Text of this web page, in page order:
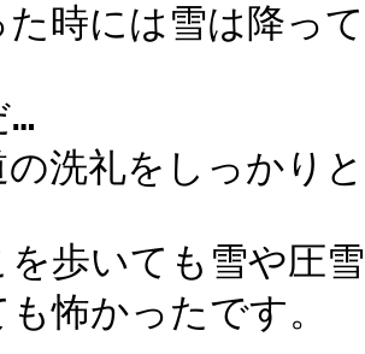
た時には雪は降っ
…
の洗礼をしっかり
を歩いても雪や圧
も怖かったです。